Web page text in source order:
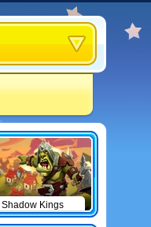
Shadow Kings